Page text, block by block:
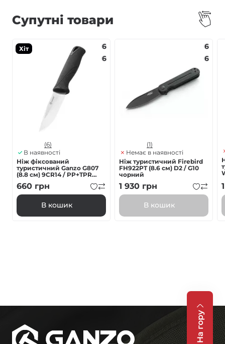
Супутні товари
Хіт
6
6
(6)
В наявності
Ніж фіксований
туристичний Ganzo G807
(8.8 см) 9CR14 / PP+TPR
660 грн
В кошик
6
6
(1)
Немає в наявності
Ніж туристичний Firebird
FH922PT (8.6 см) D2 / G10
чорний
1 930 грн
В кошик
На гору